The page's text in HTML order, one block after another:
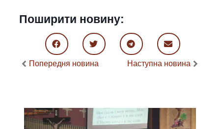
Поширити новину:
Попередня новина Наступна новина